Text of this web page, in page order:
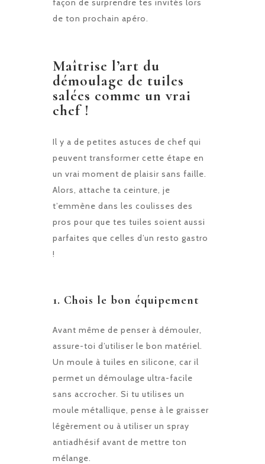
façon de surprendre tes invités lors
de ton prochain apéro.
Maîtrise l’art du
démoulage de tuiles
salées comme un vrai
chef !
Il y a de petites astuces de chef qui
peuvent transformer cette étape en
un vrai moment de plaisir sans faille.
Alors, attache ta ceinture, je
t’emmène dans les coulisses des
pros pour que tes tuiles soient aussi
parfaites que celles d’un resto gastro
!
1. Chois le bon équipement
Avant même de penser à démouler,
assure-toi d’utiliser le bon matériel.
Un moule à tuiles en silicone, car il
permet un démoulage ultra-facile
sans accrocher. Si tu utilises un
moule métallique, pense à le graisser
légèrement ou à utiliser un spray
antiadhésif avant de mettre ton
mélange.